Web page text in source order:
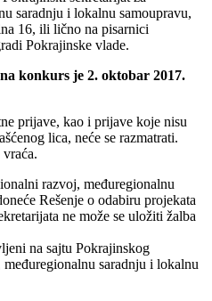
saradnju i lokalnu samoupravu,
16, ili lično na pisarnici
Pokrajinske vlade.
konkurs je 2. oktobar 2017.
prijave, kao i prijave koje nisu
lica, neće se razmatrati.
razvoj, međuregionalnu
Rešenje o odabiru projekata
ne može se uložiti žalba
na sajtu Pokrajinskog
saradnju i lokalnu